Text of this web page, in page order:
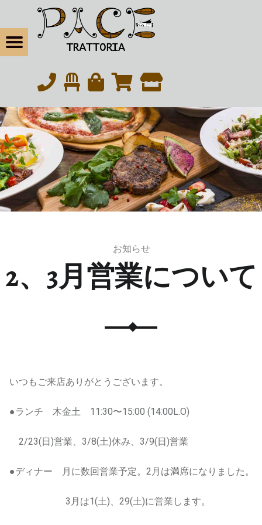
2、3月営業について | 松戸の本気イタリアン・トラットリアパーチェ 松戸の本気イタリアン・トラットリアパーチェ
Menu
navigation
2、3月営業について
お知らせ
いつもご来店ありがとうございます。
●ランチ 木金土 11:30〜15:00 (14:00L.O)
2/23(日)営業、3/8(土)休み、3/9(日)営業
●ディナー 月に数回営業予定。2月は満席になりました。
3月は1(土)、29(土)に営業します。